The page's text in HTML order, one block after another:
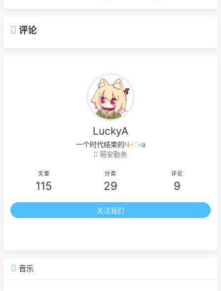
评论
LuckyA
一个时代结束的标志就是它开9
萌安勤务
文章
115
分类
29
评论
9
关注我们
音乐